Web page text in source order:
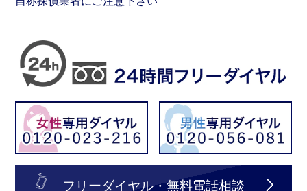
フリーダイヤル・無料電話相談